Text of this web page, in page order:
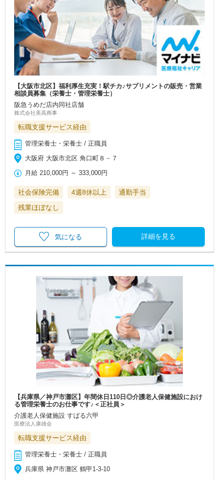
【大阪市北区】福利厚生充実！駅チカ♪サプリメントの販売・営業
相談員募集（栄養士・管理栄養士）
阪急うめだ店内同社店舗
株式会社美高商事
転職支援サービス経由
管理栄養士・栄養士 / 正職員
大阪府 大阪市北区 角口町８－７
月給 210,000円 ～333,000円
社会保険完備 4週8休以上
通勤手当
残業ほぼなし
詳細を見る
気になる
【兵庫県／神戸市灘区】年間休日110日◎介護老人保健施設におけ
る管理栄養士のお仕事です♪＜正社員＞
介護老人保健施設 すばる六甲
医療法人康雄会
転職支援サービス経由
管理栄養士・栄養士 / 正職員
兵庫県 神戸市灘区 鶴甲1-3-10